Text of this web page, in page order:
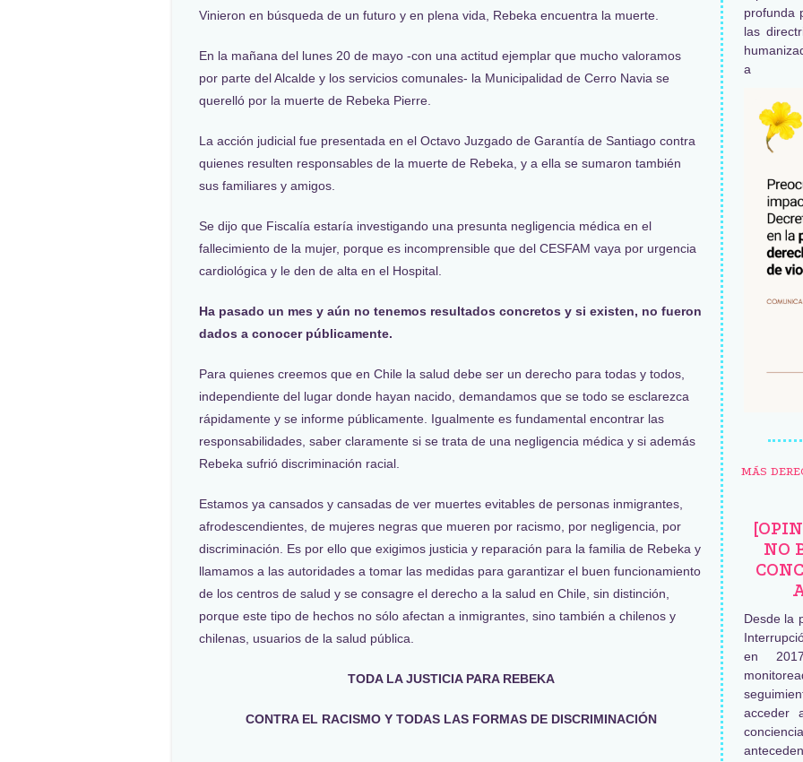
Vinieron en búsqueda de un futuro y en plena vida, Rebeka encuentra la muerte.
En la mañana del lunes 20 de mayo -con una actitud ejemplar que mucho valoramos
por parte del Alcalde y los servicios comunales- la Municipalidad de Cerro Navia se
querelló por la muerte de Rebeka Pierre.
La acción judicial fue presentada en el Octavo Juzgado de Garantía de Santiago contra
quienes resulten responsables de la muerte de Rebeka, y a ella se sumaron también
sus familiares y amigos.
Se dijo que Fiscalía estaría investigando una presunta negligencia médica en el
fallecimiento de la mujer, porque es incomprensible que del CESFAM vaya por urgencia
cardiológica y le den de alta en el Hospital.
Ha pasado un mes y aún no tenemos resultados concretos y si existen, no fueron
dados a conocer públicamente.
Para quienes creemos que en Chile la salud debe ser un derecho para todas y todos,
independiente del lugar donde hayan nacido, demandamos que se todo se esclarezca
rápidamente y se informe públicamente. Igualmente es fundamental encontrar las
responsabilidades, saber claramente si se trata de una negligencia médica y si además
Rebeka sufrió discriminación racial.
Estamos ya cansados y cansadas de ver muertes evitables de personas inmigrantes,
afrodescendientes, de mujeres negras que mueren por racismo, por negligencia, por
discriminación. Es por ello que exigimos justicia y reparación para la familia de Rebeka y
llamamos a las autoridades a tomar las medidas para garantizar el buen funcionamiento
de los centros de salud y se consagre el derecho a la salud en Chile, sin distinción,
porque este tipo de hechos no sólo afectan a inmigrantes, sino también a chilenos y
chilenas, usuarios de la salud pública.
TODA LA JUSTICIA PARA REBEKA
CONTRA EL RACISMO Y TODAS LAS FORMAS DE DISCRIMINACIÓN
profunda
las
a
MÁS
NO
Desde la
en
acceder